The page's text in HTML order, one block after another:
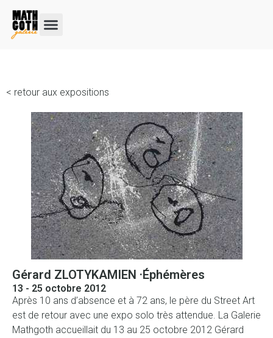
< retour aux expositions
Gérard ZLOTYKAMIEN ·Éphémères
13 - 25 octobre 2012
Après 10 ans d’absence et à 72 ans, le père du Street Art
est de retour avec une expo solo très attendue. La Galerie
Mathgoth accueillait du 13 au 25 octobre 2012 Gérard